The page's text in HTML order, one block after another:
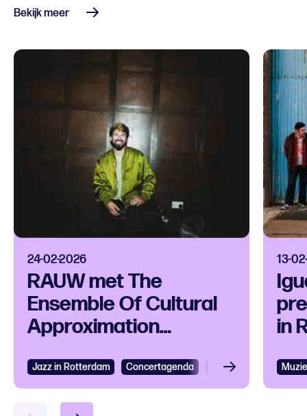
Bekijk meer
24-02-2026
RAUW met The
Ensemble Of Cultural
Approximation
VAAGUE naar Rotown
Jazz in Rotterdam Concertagenda Muziek
13-
in